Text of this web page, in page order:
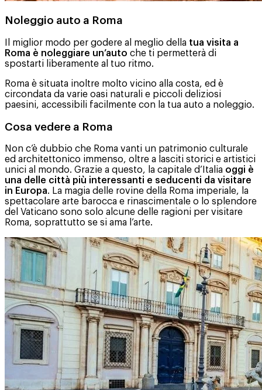
Noleggio auto a Roma
Il miglior modo per godere al meglio della tua visita a
Roma è noleggiare un’auto che ti permetterà di
spostarti liberamente al tuo ritmo.
Roma è situata inoltre molto vicino alla costa, ed è
circondata da varie oasi naturali e piccoli deliziosi
paesini, accessibili facilmente con la tua auto a noleggio.
Cosa vedere a Roma
Non c’è dubbio che Roma vanti un patrimonio culturale
ed architettonico immenso, oltre a lasciti storici e artistici
unici al mondo. Grazie a questo, la capitale d’Italia oggi è
una delle città più interessanti e seducenti da visitare
in Europa. La magia delle rovine della Roma imperiale, la
spettacolare arte barocca e rinascimentale o lo splendore
del Vaticano sono solo alcune delle ragioni per visitare
Roma, soprattutto se si ama l’arte.